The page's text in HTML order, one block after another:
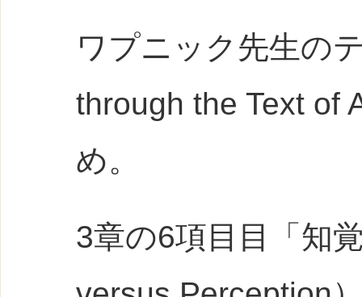
ワプニック先生の
through the Text of
め。
3章の6項目目「知